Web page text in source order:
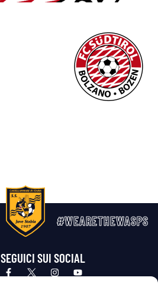
#WEARETHEWASPS
SEGUICI SUI SOCIAL